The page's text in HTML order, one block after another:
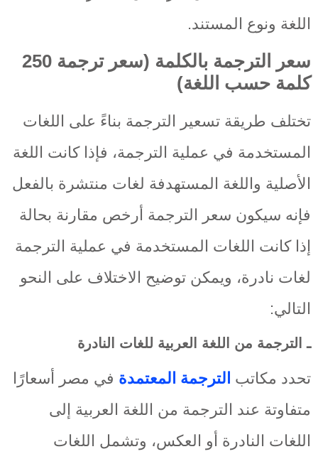
اللغة ونوع المستند.
سعر الترجمة بالكلمة (
سعر ترجمة 250
كلمة حسب اللغة)
تختلف طريقة تسعير الترجمة بناءً على اللغات
المستخدمة في عملية الترجمة، فإذا كانت اللغة
الأصلية واللغة المستهدفة لغات منتشرة بالفعل
فإنه سيكون سعر الترجمة أرخص مقارنة بحالة
إذا كانت اللغات المستخدمة في عملية الترجمة
لغات نادرة، ويمكن توضيح الاختلاف على النحو
التالي:
ـ الترجمة من اللغة العربية للغات النادرة
تحدد مكاتبالترجمة المعتمدةفي مصر أسعارًا
متفاوتة عند الترجمة من اللغة العربية إلى
اللغات النادرة أو العكس، وتشمل اللغات